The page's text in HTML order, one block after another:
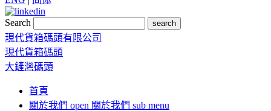
Search search
現代貨箱碼頭有限公司
現代貨箱碼頭
大鏟灣碼頭
首頁
關於我們 open 關於我們 sub menu